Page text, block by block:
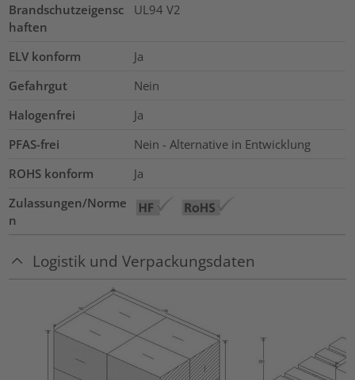
Brandschutzeigensc
haften
UL94 V2
ELV konform
Ja
Gefahrgut
Nein
Halogenfrei
Ja
PFAS-frei
Nein - Alternative in Entwicklung
ROHS konform
Ja
Zulassungen/Norme
n
Logistik und Verpackungsdaten